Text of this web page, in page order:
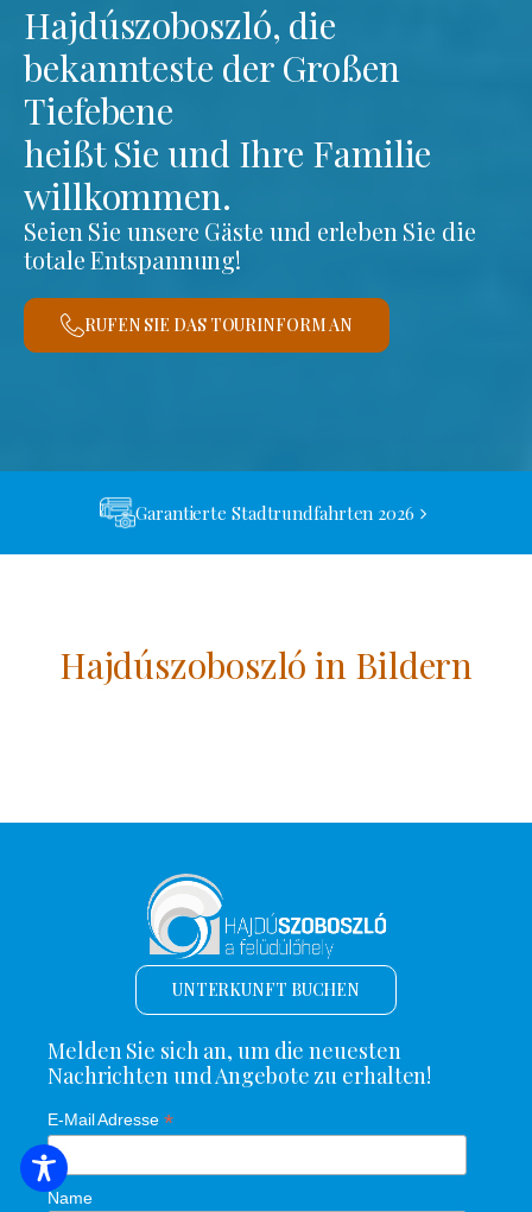
Hajdúszoboszló, die
bekannteste der Großen
Tiefebene
heißt Sie und Ihre Familie
willkommen.
Seien Sie unsere Gäste und erleben Sie die
totale Entspannung!
RUFEN SIE DAS TOURINFORM AN
Garantierte Stadtrundfahrten 2026
Hajdúszoboszló in Bildern
SUCHE NACH UNTERKUNFT
UNTERKUNFT BUCHEN
Melden Sie sich an, um die neuesten
Nachrichten und Angebote zu erhalten!
E-Mail Adresse *
Name